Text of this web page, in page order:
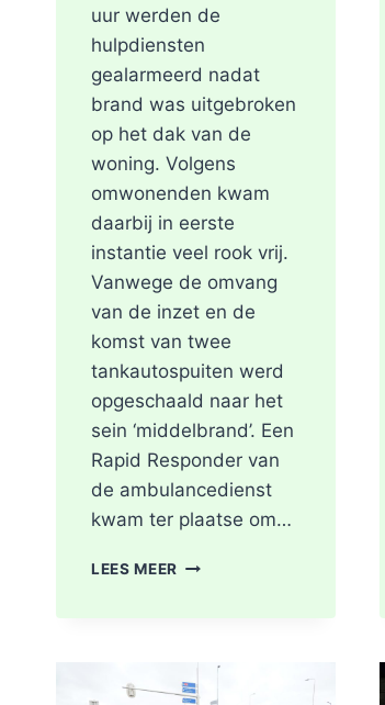
uur werden de
hulpdiensten
gealarmeerd nadat
brand was uitgebroken
op het dak van de
woning. Volgens
omwonenden kwam
daarbij in eerste
instantie veel rook vrij.
Vanwege de omvang
van de inzet en de
komst van twee
tankautospuiten werd
opgeschaald naar het
sein ‘middelbrand’. Een
Rapid Responder van
de ambulancedienst
kwam ter plaatse om…
LEES MEER BRAND
TIJDENS